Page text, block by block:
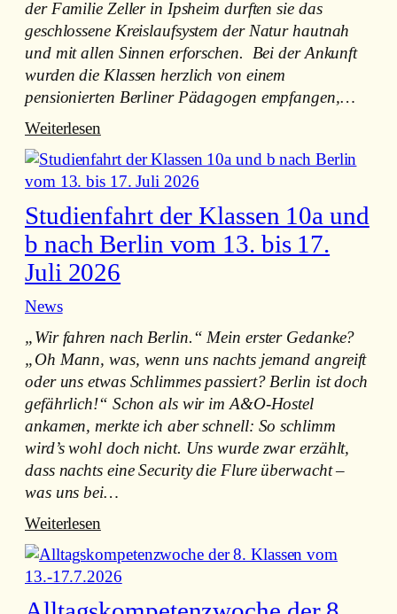
s
c
h
e
i
d
e
n
,
K
l
i
m
e
s
t
l
t
e
n
–
P
l
der Familie Zeller in Ipsheim durften sie das
geschlossene Kreislaufsystem der Natur hautnah
und mit allen Sinnen erforschen. Bei der Ankunft
wurden die Klassen herzlich von einem
pensionierten Berliner Pädagogen empfangen,…
Weiterlesen:
Biologische
Vielfalt
auf
dem
Biohof
Zeller
in
Unsere
Klassen
auf
Entdeckungstour
Studienfahrt der Klassen 10a und
b nach Berlin vom 13. bis 17.
Juli 2026
News
„Wir fahren nach Berlin.“ Mein erster Gedanke?
„Oh Mann, was, wenn uns nachts jemand angreift
oder uns etwas Schlimmes passiert? Berlin ist doch
gefährlich!“ Schon als wir im A&O-Hostel
ankamen, merkte ich aber schnell: So schlimm
wird’s wohl doch nicht. Uns wurde zwar erzählt,
dass nachts eine Security die Flure überwacht –
was uns bei…
Weiterlesen:
der
Klassen